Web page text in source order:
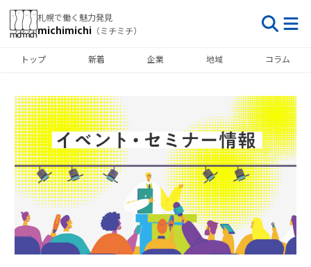
札幌で働く魅力発見
michimichi （ミチミチ）
トップ 新着 企業 地域 コラム